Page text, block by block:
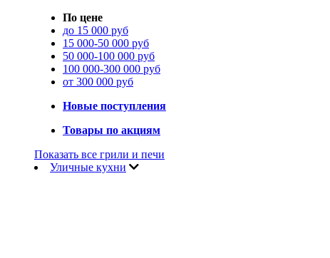
По цене
до 15 000 руб
15 000-50 000 руб
50 000-100 000 руб
100 000-300 000 руб
от 300 000 руб
Новые поступления
Товары по акциям
Показать все грили и печи
Уличные кухни